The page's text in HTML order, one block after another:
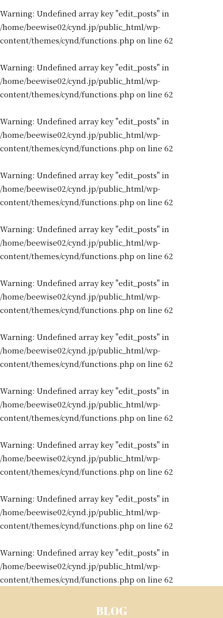
Warning: Undefined array key "edit_posts" in
/home/beewise02/cynd.jp/public_html/wp-
content/themes/cynd/functions.php on line 62
Warning: Undefined array key "edit_posts" in
/home/beewise02/cynd.jp/public_html/wp-
content/themes/cynd/functions.php on line 62
Warning: Undefined array key "edit_posts" in
/home/beewise02/cynd.jp/public_html/wp-
content/themes/cynd/functions.php on line 62
Warning: Undefined array key "edit_posts" in
/home/beewise02/cynd.jp/public_html/wp-
content/themes/cynd/functions.php on line 62
Warning: Undefined array key "edit_posts" in
/home/beewise02/cynd.jp/public_html/wp-
content/themes/cynd/functions.php on line 62
Warning: Undefined array key "edit_posts" in
/home/beewise02/cynd.jp/public_html/wp-
content/themes/cynd/functions.php on line 62
Warning: Undefined array key "edit_posts" in
/home/beewise02/cynd.jp/public_html/wp-
content/themes/cynd/functions.php on line 62
Warning: Undefined array key "edit_posts" in
/home/beewise02/cynd.jp/public_html/wp-
content/themes/cynd/functions.php on line 62
Warning: Undefined array key "edit_posts" in
/home/beewise02/cynd.jp/public_html/wp-
content/themes/cynd/functions.php on line 62
Warning: Undefined array key "edit_posts" in
/home/beewise02/cynd.jp/public_html/wp-
content/themes/cynd/functions.php on line 62
Warning: Undefined array key "edit_posts" in
/home/beewise02/cynd.jp/public_html/wp-
content/themes/cynd/functions.php on line 62
BLOG